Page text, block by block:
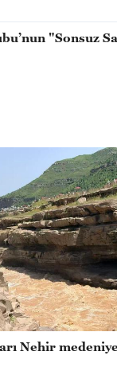
"Sonsuz
Nehir